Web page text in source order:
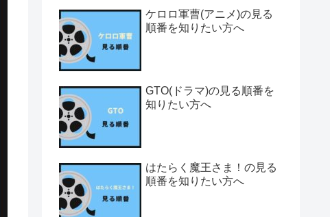
ケロロ軍曹(アニメ)の見る
順番を知りたい方へ
GTO(ドラマ)の見る順番を
知りたい方へ
はたらく魔王さま！の見る
順番を知りたい方へ